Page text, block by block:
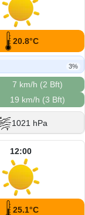
20.8°C
3%
7 km/h (2 Bft)
19 km/h (3 Bft)
1021 hPa
12:00
25.1°C